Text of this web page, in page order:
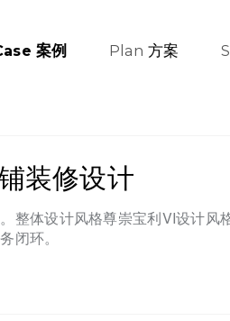
案例 Plan 方案
装修设计
整体设计风格尊崇宝利VI设计
闭环。